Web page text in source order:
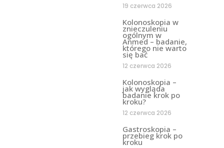
19 czerwca 2026
Kolonoskopia w
znieczuleniu
ogólnym w
Anmed – badanie,
którego nie warto
się bać
12 czerwca 2026
Kolonoskopia –
jak wygląda
badanie krok po
kroku?
12 czerwca 2026
Gastroskopia –
przebieg krok po
kroku